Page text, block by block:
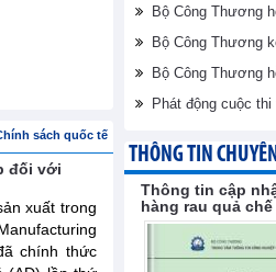
sách quốc tế
đối với
xuất trong
chính thức
Bộ Công Thương
Bộ Công Thương
Bộ Công Thương
Phát động cuộc
THÔNG TIN
Thông tin cập
hàng rau quả